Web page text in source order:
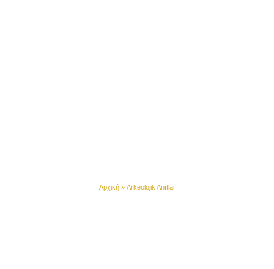
Αρχική» Arkeolojik Anıtlar